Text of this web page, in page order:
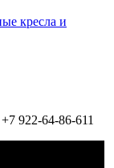
кресла и
922-64-86-611